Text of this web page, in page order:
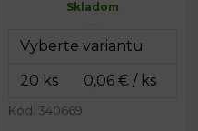
Skladom
Kód: 340669